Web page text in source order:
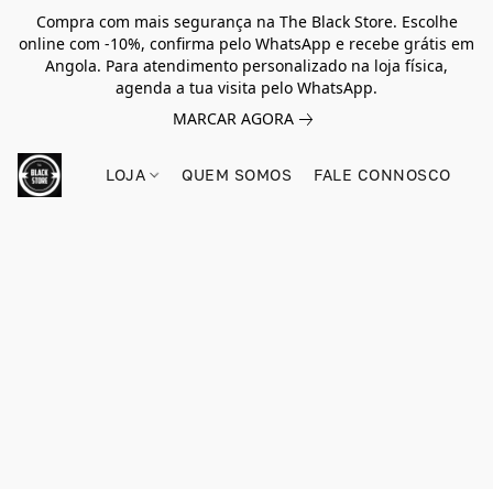
Compra com mais segurança na The Black Store. Escolhe
online com -10%, confirma pelo WhatsApp e recebe grátis em
Angola. Para atendimento personalizado na loja física,
agenda a tua visita pelo WhatsApp.
MARCAR AGORA
LOJA QUEM SOMOS FALE CONNOSCO